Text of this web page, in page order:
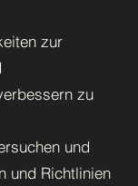
zur
zu
und
und Richtlinien